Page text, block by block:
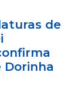
de
Dorinha